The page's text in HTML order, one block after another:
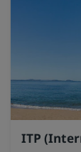
ITP